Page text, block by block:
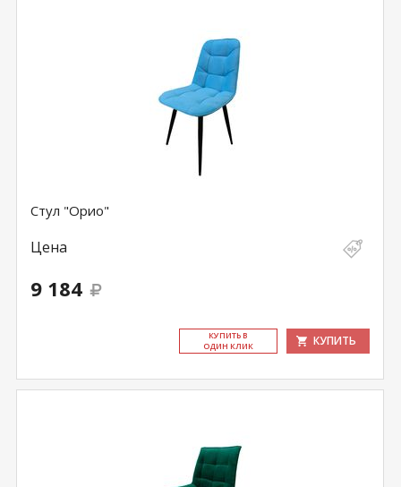
Стул "Орио"
Цена
9 184
КУ­ПИТЬ В
ОДИН КЛИК
КУПИТЬ